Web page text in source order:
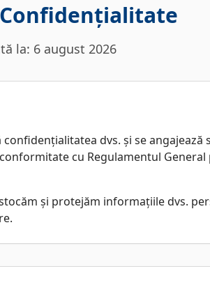
la: 6 august 2026
dvs. și se angajează
cu Regulamentul
și protejăm informațiile dvs.